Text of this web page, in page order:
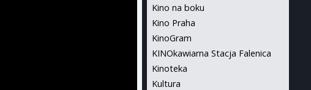
Kino na boku
Kino Praha
KinoGram
KINOkawiarna Stacja Falenica
Kinoteka
Kultura